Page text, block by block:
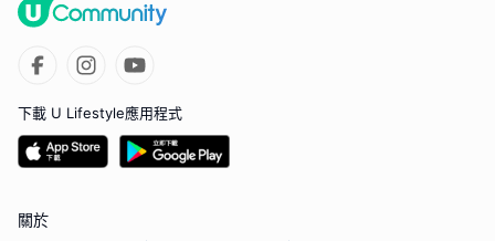
下載 U Lifestyle應用程式
關於